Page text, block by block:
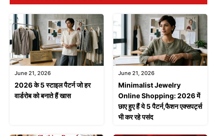
June 21, 2026
2026 के 5 स्टाइल पैटर्न जो हर
वार्डरोब को बनाते हैं खास
June 21, 2026
Minimalist Jewelry
Online Shopping: 2026 में
छाए हुए हैं ये 5 पैटर्न,फैशन एक्सपर्ट्स
भी कर रहे पसंद